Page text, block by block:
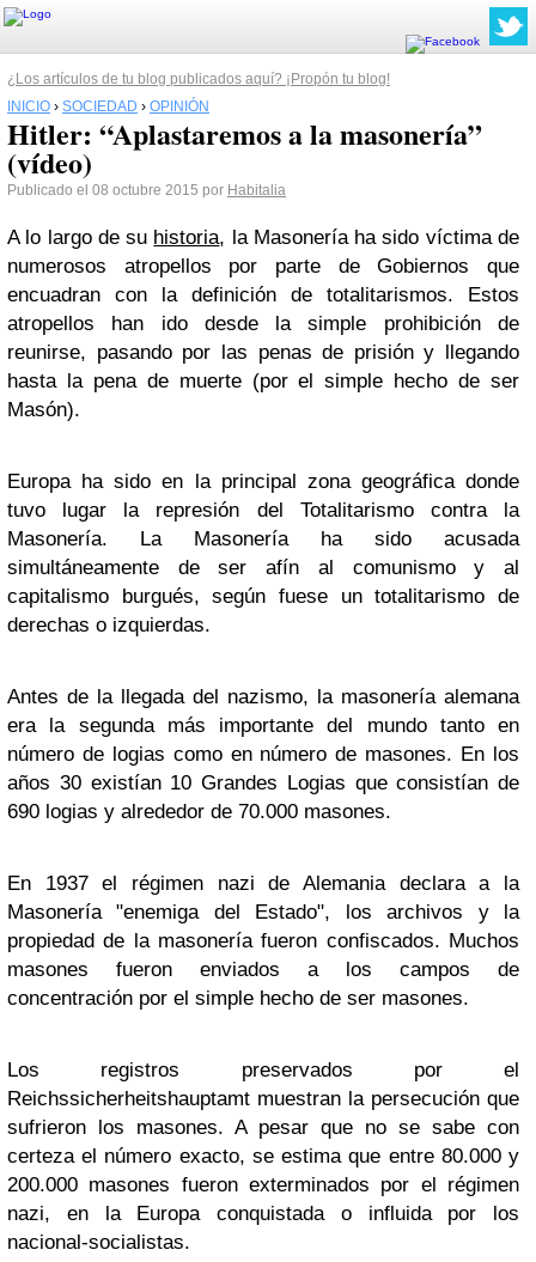
¿Los artículos de tu blog publicados aquí? ¡Propón tu blog!
INICIO › SOCIEDAD › OPINIÓN
Hitler: “Aplastaremos a la masonería”
(vídeo)
Publicado el 08 octubre 2015 por Habitalia
A lo largo de su historia, la Masonería ha sido víctima de
numerosos atropellos por parte de Gobiernos que
encuadran con la definición de totalitarismos. Estos
atropellos han ido desde la simple prohibición de
reunirse, pasando por las penas de prisión y llegando
hasta la pena de muerte (por el simple hecho de ser
Masón).
Europa ha sido en la principal zona geográfica donde
tuvo lugar la represión del Totalitarismo contra la
Masonería. La Masonería ha sido acusada
simultáneamente de ser afín al comunismo y al
capitalismo burgués, según fuese un totalitarismo de
derechas o izquierdas.
Antes de la llegada del nazismo, la masonería alemana
era la segunda más importante del mundo tanto en
número de logias como en número de masones. En los
años 30 existían 10 Grandes Logias que consistían de
690 logias y alrededor de 70.000 masones.
En 1937 el régimen nazi de Alemania declara a la
Masonería "enemiga del Estado", los archivos y la
propiedad de la masonería fueron confiscados. Muchos
masones fueron enviados a los campos de
concentración por el simple hecho de ser masones.
Los registros preservados por el
Reichssicherheitshauptamt muestran la persecución que
sufrieron los masones. A pesar que no se sabe con
certeza el número exacto, se estima que entre 80.000 y
200.000 masones fueron exterminados por el régimen
nazi, en la Europa conquistada o influida por los
nacional-socialistas.